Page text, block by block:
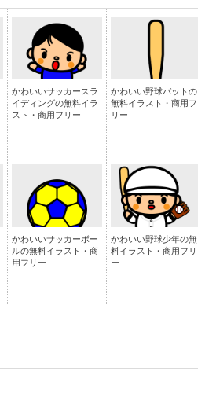
かわいいサッカースラ
イディングの無料イラ
スト・商用フリー
かわいい野球バットの
無料イラスト・商用フ
リー
かわいいサッカーボー
ルの無料イラスト・商
用フリー
かわいい野球少年の無
料イラスト・商用フリ
ー